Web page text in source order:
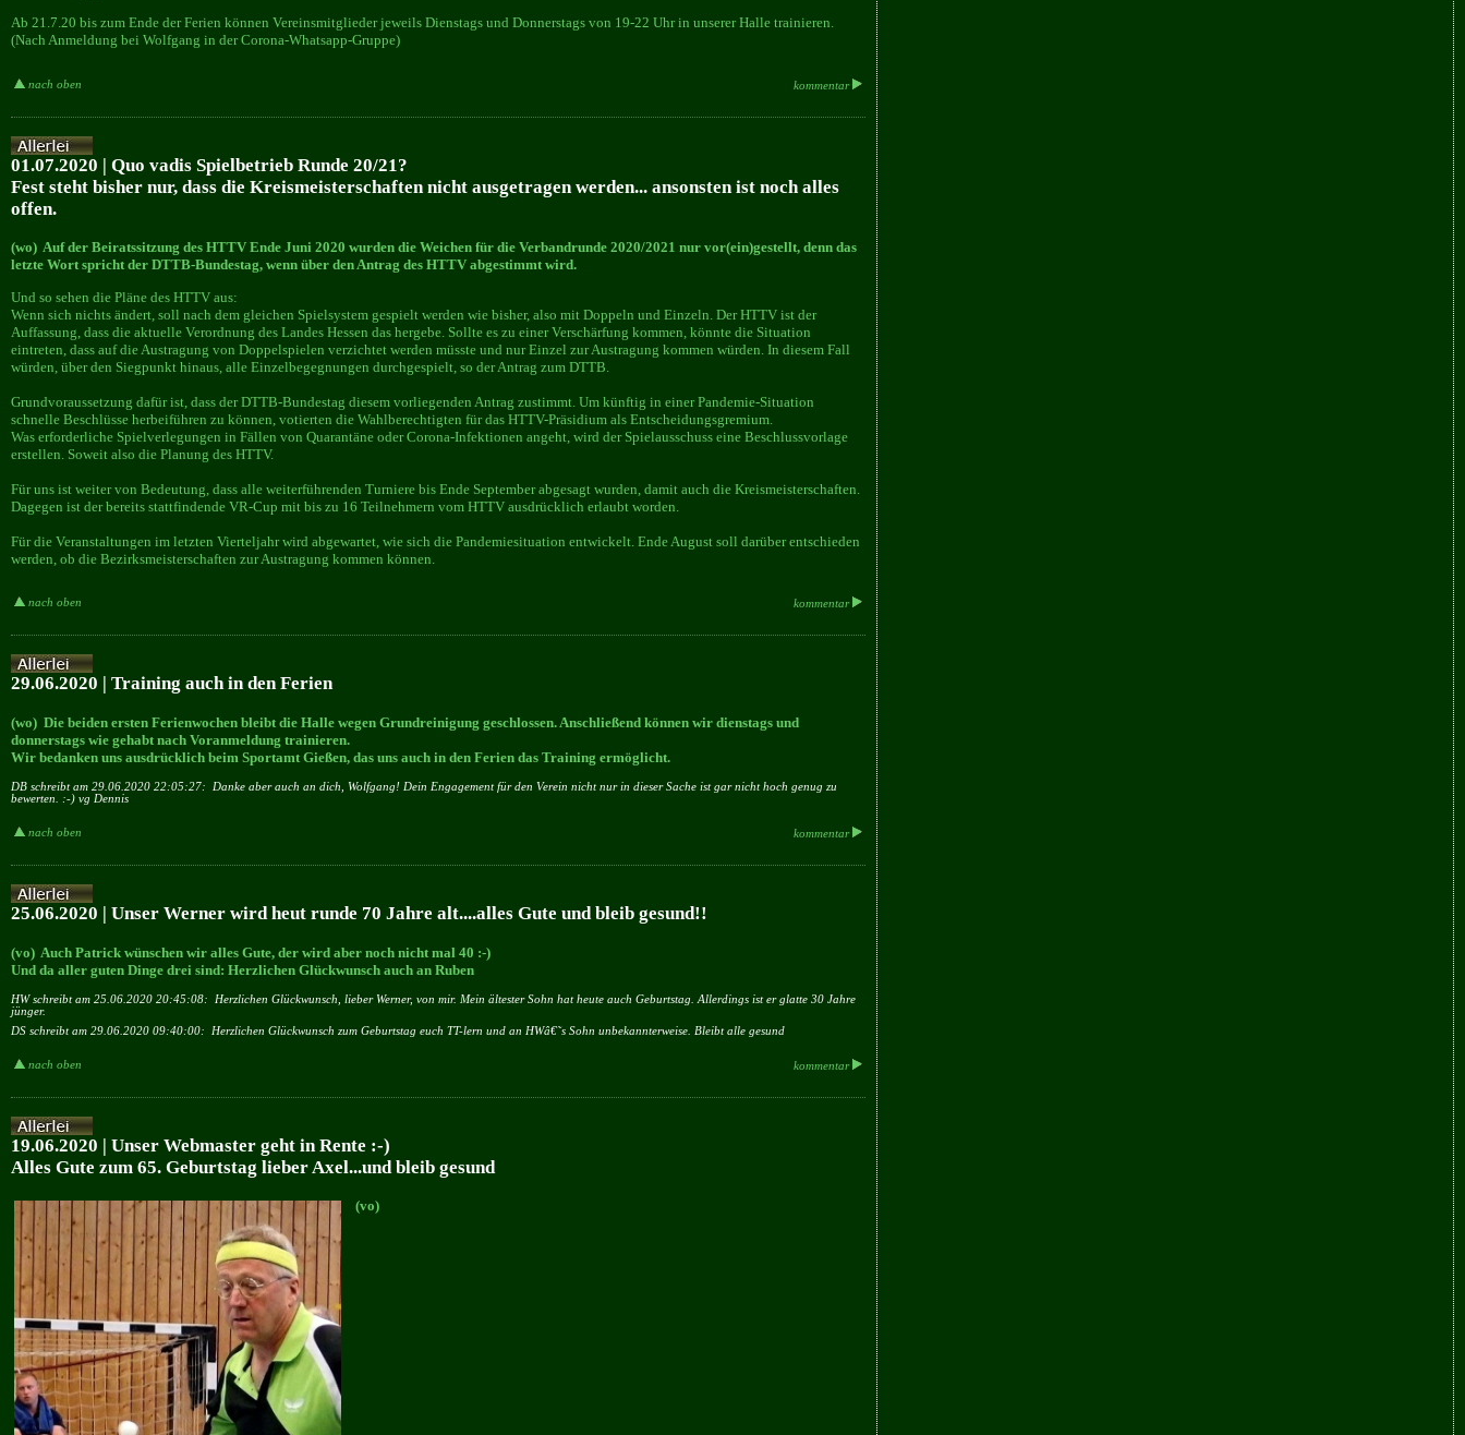
Ab 21.7.20 bis zum Ende der Ferien können Vereinsmitglieder jeweils Dienstags und Donnerstags von 19-22 Uhr in unserer Halle trainieren.
(Nach Anmeldung bei Wolfgang in der Corona-Whatsapp-Gruppe)
nach oben kommentar
01.07.2020 | Quo vadis Spielbetrieb Runde 20/21?
Fest steht bisher nur, dass die Kreismeisterschaften nicht ausgetragen werden... ansonsten ist noch alles
offen.
(wo) Auf der Beiratssitzung des HTTV Ende Juni 2020 wurden die Weichen für die Verbandrunde 2020/2021 nur vor(ein)gestellt, denn das
letzte Wort spricht der DTTB-Bundestag, wenn über den Antrag des HTTV abgestimmt wird.
Und so sehen die Pläne des HTTV aus:
Wenn sich nichts ändert, soll nach dem gleichen Spielsystem gespielt werden wie bisher, also mit Doppeln und Einzeln. Der HTTV ist der
Auffassung, dass die aktuelle Verordnung des Landes Hessen das hergebe. Sollte es zu einer Verschärfung kommen, könnte die Situation
eintreten, dass auf die Austragung von Doppelspielen verzichtet werden müsste und nur Einzel zur Austragung kommen würden. In diesem Fall
würden, über den Siegpunkt hinaus, alle Einzelbegegnungen durchgespielt, so der Antrag zum DTTB.
Grundvoraussetzung dafür ist, dass der DTTB-Bundestag diesem vorliegenden Antrag zustimmt. Um künftig in einer Pandemie-Situation
schnelle Beschlüsse herbeiführen zu können, votierten die Wahlberechtigten für das HTTV-Präsidium als Entscheidungsgremium.
Was erforderliche Spielverlegungen in Fällen von Quarantäne oder Corona-Infektionen angeht, wird der Spielausschuss eine Beschlussvorlage
erstellen. Soweit also die Planung des HTTV.
Für uns ist weiter von Bedeutung, dass alle weiterführenden Turniere bis Ende September abgesagt wurden, damit auch die Kreismeisterschaften.
Dagegen ist der bereits stattfindende VR-Cup mit bis zu 16 Teilnehmern vom HTTV ausdrücklich erlaubt worden.
Für die Veranstaltungen im letzten Vierteljahr wird abgewartet, wie sich die Pandemiesituation entwickelt. Ende August soll darüber entschieden
werden, ob die Bezirksmeisterschaften zur Austragung kommen können.
nach oben kommentar
29.06.2020 | Training auch in den Ferien
(wo) Die beiden ersten Ferienwochen bleibt die Halle wegen Grundreinigung geschlossen. Anschließend können wir dienstags und
donnerstags wie gehabt nach Voranmeldung trainieren.
Wir bedanken uns ausdrücklich beim Sportamt Gießen, das uns auch in den Ferien das Training ermöglicht.
DB schreibt am 29.06.2020 22:05:27:
Danke aber auch an dich, Wolfgang! Dein Engagement für den Verein nicht nur in dieser Sache ist gar nicht hoch genug zu
bewerten. :-) vg Dennis
nach oben kommentar
25.06.2020 | Unser Werner wird heut runde 70 Jahre alt....alles Gute und bleib gesund!!
(vo) Auch Patrick wünschen wir alles Gute, der wird aber noch nicht mal 40 :-)
Und da aller guten Dinge drei sind: Herzlichen Glückwunsch auch an Ruben
HW schreibt am 25.06.2020 20:45:08:
Herzlichen Glückwunsch, lieber Werner, von mir. Mein ältester Sohn hat heute auch Geburtstag. Allerdings ist er glatte 30 Jahre
jünger.
DS schreibt am 29.06.2020 09:40:00:
Herzlichen Glückwunsch zum Geburtstag euch TT-lern und an HWâ€˜s Sohn unbekannterweise. Bleibt alle gesund
nach oben kommentar
19.06.2020 | Unser Webmaster geht in Rente :-)
Alles Gute zum 65. Geburtstag lieber Axel...und bleib gesund
(vo)